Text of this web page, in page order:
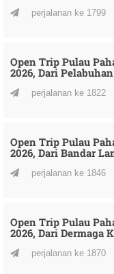
perjalanan ke 1799
Open Trip Pulau
2026, Dari
perjalanan ke 1822
Open Trip Pulau
2026, Dari Bandar
perjalanan ke 1846
Open Trip Pulau
2026, Dari Dermaga
perjalanan ke 1870